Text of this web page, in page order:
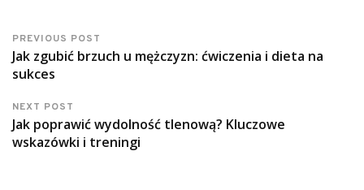
PREVIOUS POST
Jak zgubić brzuch u mężczyzn: ćwiczenia i dieta na
sukces
NEXT POST
Jak poprawić wydolność tlenową? Kluczowe
wskazówki i treningi